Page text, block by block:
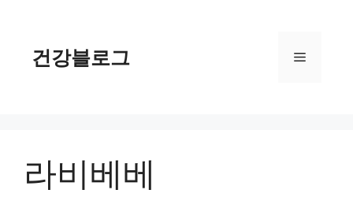
건강블로그 메
라비베베